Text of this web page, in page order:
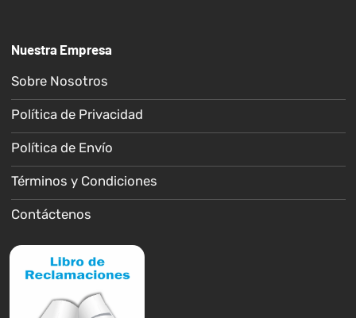
Nuestra Empresa
Sobre Nosotros
Política de Privacidad
Política de Envío
Términos y Condiciones
Contáctenos